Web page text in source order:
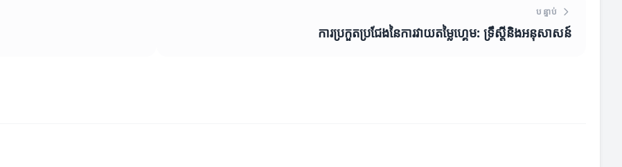
បន្ទាប់
ការប្រកួតប្រជែងនៃការវាយតម្លៃហ្គេម: ទ្រឹស្តីនិងអនុសាសន៍